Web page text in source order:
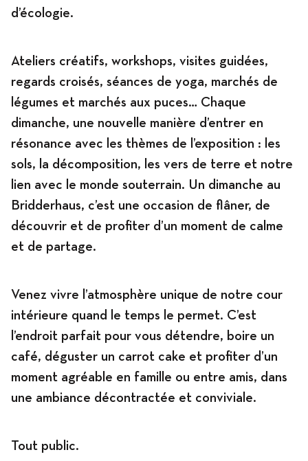
d’écologie.
Ateliers créatifs, workshops, visites guidées,
regards croisés, séances de yoga, marchés de
légumes et marchés aux puces… Chaque
dimanche, une nouvelle manière d’entrer en
résonance avec les thèmes de l’exposition : les
sols, la décomposition, les vers de terre et notre
lien avec le monde souterrain. Un dimanche au
Bridderhaus, c’est une occasion de flâner, de
découvrir et de profiter d’un moment de calme
et de partage.
Venez vivre l’atmosphère unique de notre cour
intérieure quand le temps le permet. C’est
l’endroit parfait pour vous détendre, boire un
café, déguster un carrot cake et profiter d’un
moment agréable en famille ou entre amis, dans
une ambiance décontractée et conviviale.
Tout public.